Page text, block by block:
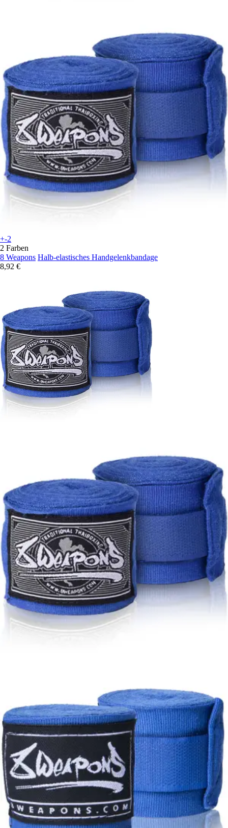
+-2
2 Farben
8 Weapons Halb-elastisches Handgelenkbandage
8,92 €